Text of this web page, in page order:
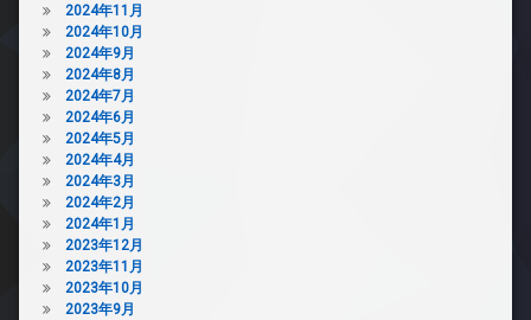
2024年11月
2024年10月
2024年9月
2024年8月
2024年7月
2024年6月
2024年5月
2024年4月
2024年3月
2024年2月
2024年1月
2023年12月
2023年11月
2023年10月
2023年9月